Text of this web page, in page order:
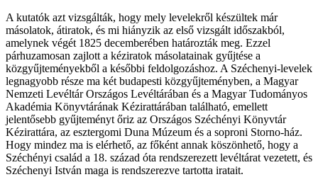
A kutatók azt vizsgálták, hogy mely levelekről készültek már
másolatok, átiratok, és mi hiányzik az első vizsgált időszakból,
amelynek végét 1825 decemberében határozták meg. Ezzel
párhuzamosan zajlott a kéziratok másolatainak gyűjtése a
közgyűjteményekből a későbbi feldolgozáshoz. A Széchenyi-levelek
legnagyobb része ma két budapesti közgyűjteményben, a Magyar
Nemzeti Levéltár Országos Levéltárában és a Magyar Tudományos
Akadémia Könyvtárának Kézirattárában található, emellett
jelentősebb gyűjteményt őriz az Országos Széchényi Könyvtár
Kézirattára, az esztergomi Duna Múzeum és a soproni Storno-ház.
Hogy mindez ma is elérhető, az főként annak köszönhető, hogy a
Széchényi család a 18. század óta rendszerezett levéltárat vezetett, és
Széchenyi István maga is rendszerezve tartotta iratait.